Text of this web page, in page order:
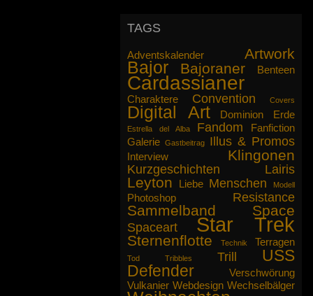
Abenteuern Sie nicht nur
Ihnen das Essen auf der Herdplatte
anbrennt. Wir replizieren Ihnen
gegebenenfalls etwas Neues.
Mögen die Propheten mit Ihnen sein.
gez. Captain Lairis Ilana
TAGS
Adventskalender Artwork
Bajor Bajoraner Benteen
Cardassianer
Charaktere Convention Covers
Digital Art Dominion Erde
Estrella del Alba Fandom
Fanfiction
Galerie Gastbeitrag Illus & Promos
Interview Klingonen
Kurzgeschichten Lairis
Leyton Liebe Menschen Modell
Photoshop Resistance
Sammelband Space
Spaceart Star Trek
Sternenflotte Technik Terragen
Tod Tribbles Trill
USS
Defender
Verschwörung
Vulkanier Webdesign Wechselbälger